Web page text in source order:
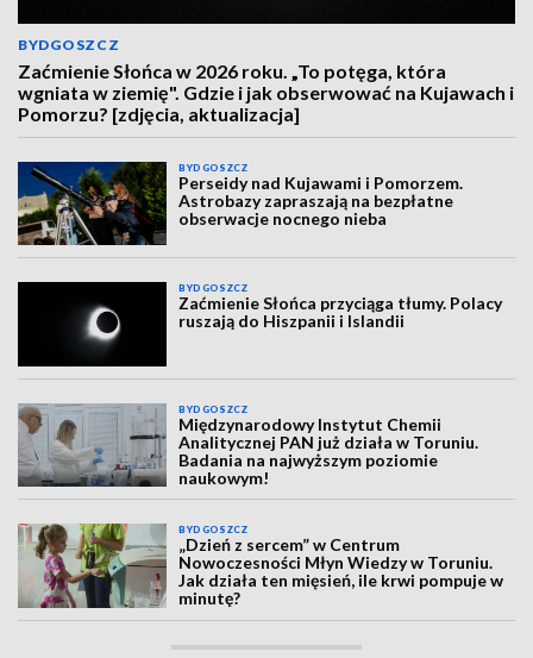
BYDGOSZCZ
Zaćmienie Słońca w 2026 roku. „To potęga, która
wgniata w ziemię". Gdzie i jak obserwować na Kujawach i
Pomorzu? [zdjęcia, aktualizacja]
BYDGOSZCZ
Perseidy nad Kujawami i Pomorzem.
Astrobazy zapraszają na bezpłatne
obserwacje nocnego nieba
BYDGOSZCZ
Zaćmienie Słońca przyciąga tłumy. Polacy
ruszają do Hiszpanii i Islandii
BYDGOSZCZ
Międzynarodowy Instytut Chemii
Analitycznej PAN już działa w Toruniu.
Badania na najwyższym poziomie
naukowym!
BYDGOSZCZ
„Dzień z sercem” w Centrum
Nowoczesności Młyn Wiedzy w Toruniu.
Jak działa ten mięsień, ile krwi pompuje w
minutę?